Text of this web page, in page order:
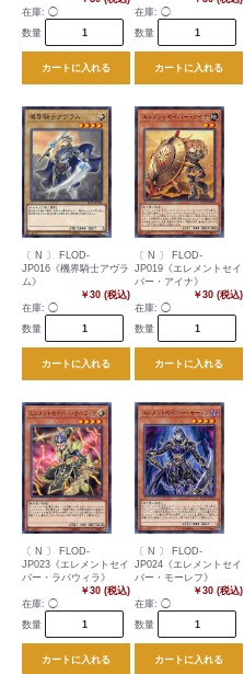
在庫: ◯
数量
カートに入れる
在庫: ◯
数量
カートに入れる
〔 N 〕 FLOD-
JP016《機界騎士アヴラ
ム》
￥30 (税込)
在庫: ◯
数量
カートに入れる
〔 N 〕 FLOD-
JP019《エレメントセイ
バー・アイナ》
￥30 (税込)
在庫: ◯
数量
カートに入れる
〔 N 〕 FLOD-
JP023《エレメントセイ
バー・ラパウィラ》
￥30 (税込)
在庫: ◯
数量
カートに入れる
〔 N 〕 FLOD-
JP024《エレメントセイ
バー・モーレフ》
￥30 (税込)
在庫: ◯
数量
カートに入れる